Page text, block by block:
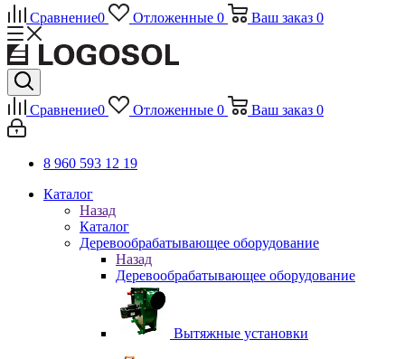
Сравнение0 Отложенные 0 Ваш заказ 0
Сравнение0 Отложенные 0 Ваш заказ 0
8 960 593 12 19
Каталог
Назад
Каталог
Деревообрабатывающее оборудование
Назад
Деревообрабатывающее оборудование
Вытяжные установки